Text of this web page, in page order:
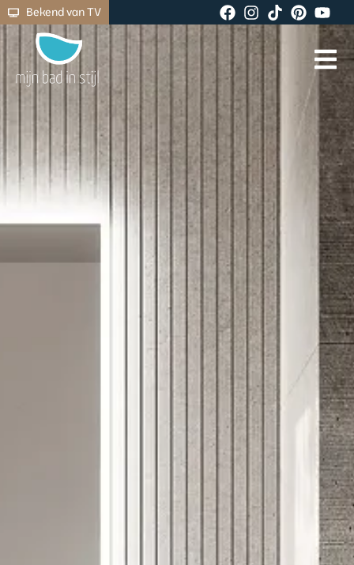
Bekend van TV